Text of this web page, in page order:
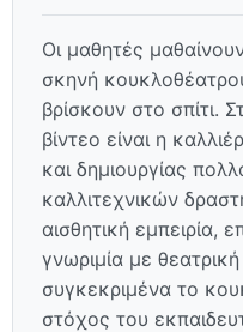
Οι μαθητές
σκηνή
βρίσκουν στο σπίτι.
βίντεο είναι η
και δημιουργίας
καλλιτεχνικών
αισθητική εμπειρία,
γνωριμία με
συγκεκριμένα το
στόχος του